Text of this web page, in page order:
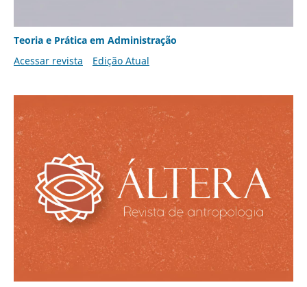
Teoria e Prática em Administração
Acessar revista
Edição Atual